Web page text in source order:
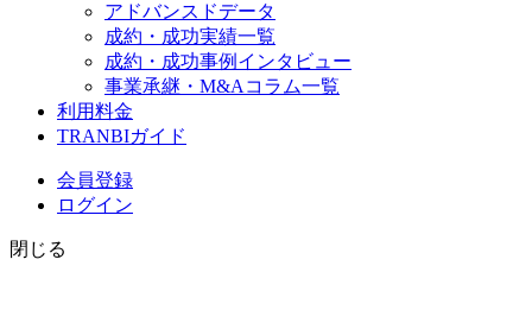
アドバンスドデータ
成約・成功実績一覧
成約・成功事例インタビュー
事業承継・M&Aコラム一覧
利用料金
TRANBIガイド
会員登録
ログイン
閉じる